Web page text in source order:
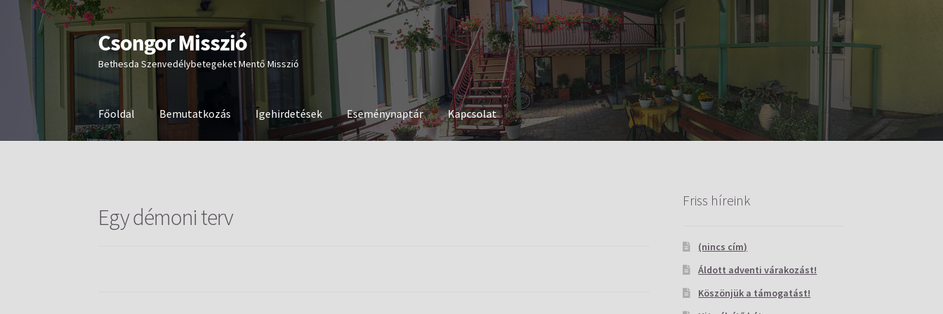
Ugrás
a
navigációhoz
Kilépés
a
tartalomba
Csongor Misszió
Bethesda Szenvedélybetegeket Mentő Misszió
Főoldal Bemutatkozás Igehirdetések Eseménynaptár Kapcsolat
Egy démoni terv
Friss híreink
(nincs cím)
Áldott adventi várakozást!
Köszönjük a támogatást!